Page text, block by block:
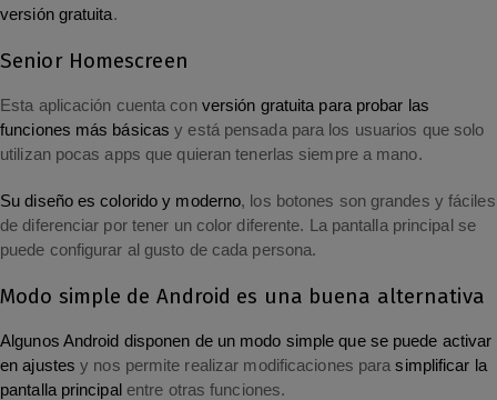
versión gratuita.
Senior Homescreen
Esta aplicación cuenta con versión gratuita para probar las
funciones más básicas y está pensada para los usuarios que solo
utilizan pocas apps que quieran tenerlas siempre a mano.
Su diseño es colorido y moderno, los botones son grandes y fáciles
de diferenciar por tener un color diferente. La pantalla principal se
puede configurar al gusto de cada persona.
Modo simple de Android es una buena alternativa
Algunos Android disponen de un modo simple que se puede activar
en ajustes y nos permite realizar modificaciones parasimplificar la
pantalla principal entre otras funciones.